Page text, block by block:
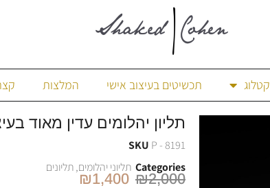
קטלוג תכשיטים בעיצוב אישי המלצות
תליון יהלומים עדין מאוד בעיצוב לא
SKU P - 8191
Categories תליוני יהלומים,תליונים
₪2,000
₪1,400